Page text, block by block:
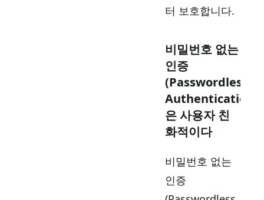
터 보호합니다.
비밀번호 없는
인증
(Passwordless
Authentication)
은 사용자 친
화적이다
비밀번호 없는
인증